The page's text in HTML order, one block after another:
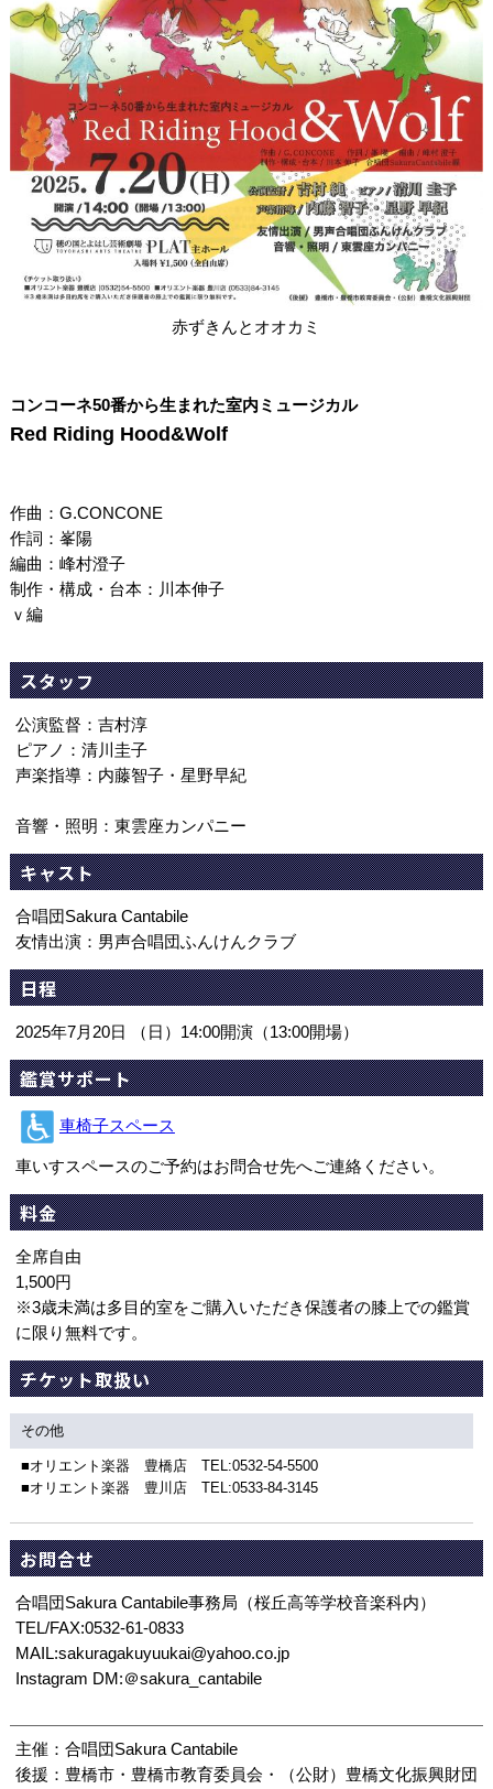
赤ずきんとオオカミ
コンコーネ50番から生まれた室内ミュージカル
Red Riding Hood&Wolf
作曲：G.CONCONE
作詞：峯陽
編曲：峰村澄子
制作・構成・台本：川本伸子
ｖ編
スタッフ
公演監督：吉村淳
ピアノ：清川圭子
声楽指導：内藤智子・星野早紀
音響・照明：東雲座カンパニー
キャスト
合唱団Sakura Cantabile
友情出演：男声合唱団ふんけんクラブ
日程
2025年7月20日 （日）14:00開演（13:00開場）
鑑賞サポート
車椅子スペース
車いすスペースのご予約はお問合せ先へご連絡ください。
料金
全席自由
1,500円
※3歳未満は多目的室をご購入いただき保護者の膝上での鑑賞
に限り無料です。
チケット取扱い
その他
■オリエント楽器 豊橋店 TEL:0532-54-5500
■オリエント楽器 豊川店 TEL:0533-84-3145
お問合せ
合唱団Sakura Cantabile事務局（桜丘高等学校音楽科内）
TEL/FAX:0532-61-0833
MAIL:sakuragakuyuukai@yahoo.co.jp
Instagram DM:＠sakura_cantabile
主催：合唱団Sakura Cantabile
後援：豊橋市・豊橋市教育委員会・（公財）豊橋文化振興財団